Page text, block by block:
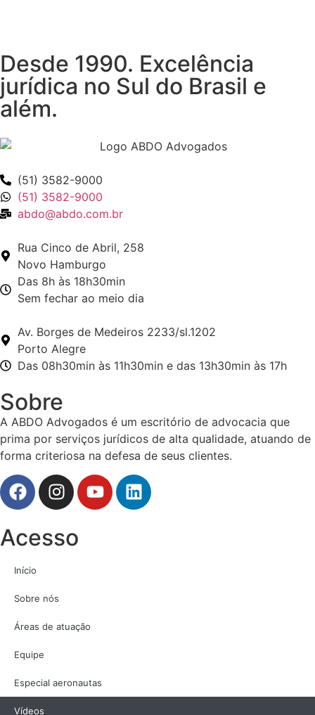
Desde 1990. Excelência
jurídica no Sul do Brasil e
além.
(51) 3582-9000
(51) 3582-9000
abdo@abdo.com.br
Rua Cinco de Abril, 258
Novo Hamburgo
Das 8h às 18h30min
Sem fechar ao meio dia
Av. Borges de Medeiros 2233/sl.1202
Porto Alegre
Das 08h30min às 11h30min e das 13h30min às 17h
Sobre
A ABDO Advogados é um escritório de advocacia que
prima por serviços jurídicos de alta qualidade, atuando de
forma criteriosa na defesa de seus clientes.
Acesso
Início
Sobre nós
Áreas de atuação
Equipe
Especial aeronautas
Vídeos